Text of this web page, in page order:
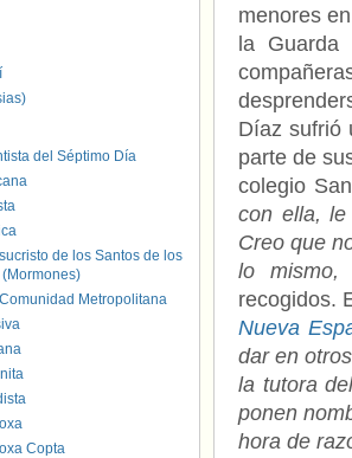
menores
la
Díaz sufrió
parte de
colegio
con ella,
Creo que
lo mismo,
recogidos.
Nueva
dar en
la tutora
ponen
hora de
del Séptimo Día
de los Santos de los
Metropolitana
Copta